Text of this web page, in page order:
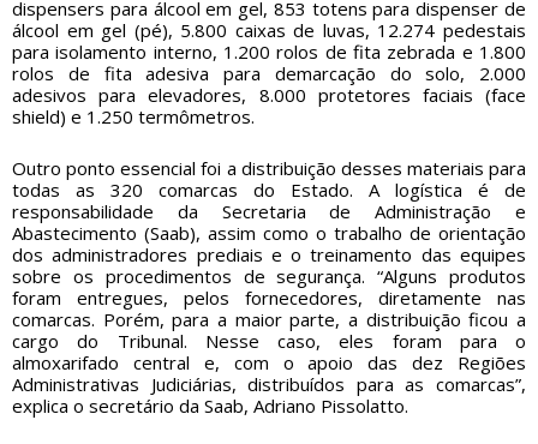
dispensers para álcool em gel, 853 totens para dispenser de
álcool em gel (pé), 5.800 caixas de luvas, 12.274 pedestais
para isolamento interno, 1.200 rolos de fita zebrada e 1.800
rolos de fita adesiva para demarcação do solo, 2.000
adesivos para elevadores, 8.000 protetores faciais (face
shield) e 1.250 termômetros.
Outro ponto essencial foi a distribuição desses materiais para
todas as 320 comarcas do Estado. A logística é de
responsabilidade da Secretaria de Administração e
Abastecimento (Saab), assim como o trabalho de orientação
dos administradores prediais e o treinamento das equipes
sobre os procedimentos de segurança. “Alguns produtos
foram entregues, pelos fornecedores, diretamente nas
comarcas. Porém, para a maior parte, a distribuição ficou a
cargo do Tribunal. Nesse caso, eles foram para o
almoxarifado central e, com o apoio das dez Regiões
Administrativas Judiciárias, distribuídos para as comarcas”,
explica o secretário da Saab, Adriano Pissolatto.